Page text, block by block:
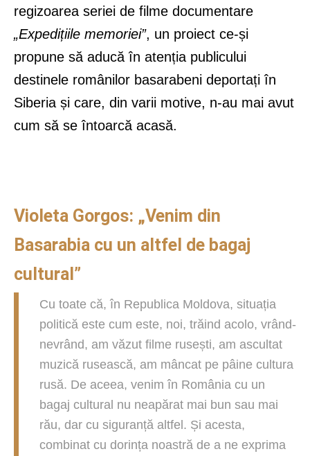
regizoarea seriei de filme documentare
„Expedițiile memoriei”, un proiect ce-și
propune să aducă în atenția publicului
destinele românilor basarabeni deportați în
Siberia și care, din varii motive, n-au mai avut
cum să se întoarcă acasă.
Violeta Gorgos: „Venim din
Basarabia cu un altfel de bagaj
cultural”
Cu toate că, în Republica Moldova, situația
politică este cum este, noi, trăind acolo, vrând-
nevrând, am văzut filme rusești, am ascultat
muzică rusească, am mâncat pe pâine cultura
rusă. De aceea, venim în România cu un
bagaj cultural nu neapărat mai bun sau mai
rău, dar cu siguranță altfel. Și acesta,
combinat cu dorința noastră de a ne exprima